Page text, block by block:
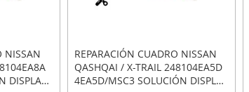
NISSAN
DISPLAY
REPARACIÓN CUADRO NISSAN
QASHQAI / X-TRAIL 248104EA5D
4EA5D/MSC3 SOLUCIÓN DISPLAY